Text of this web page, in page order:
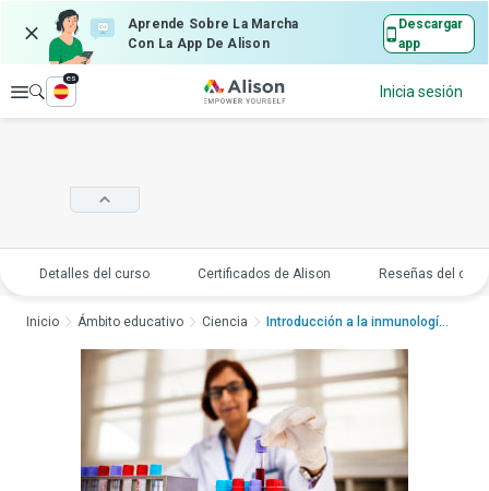
Aprende Sobre La Marcha
Con La App De Alison
Descargar
app
Explorar
es
Inicia sesión
Detalles del curso Certificados de Alison Reseñas del
Inicio Ámbito educativo Ciencia Introducción a la inmunología...